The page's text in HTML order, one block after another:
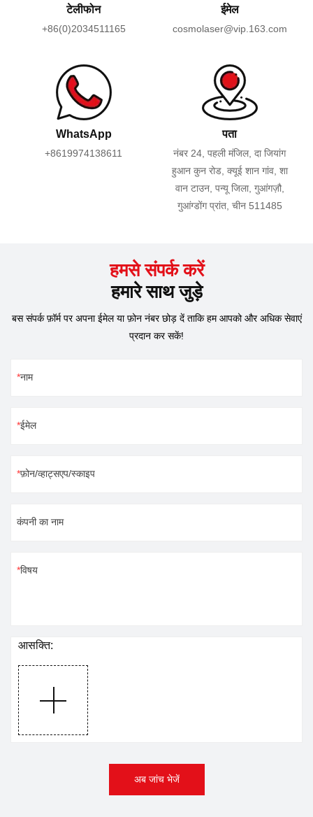
टेलीफोन
+86(0)2034511165
ईमेल
cosmolaser@vip.163.com
WhatsApp
+8619974138611
पता
नंबर 24, पहली मंजिल, दा जियांग
हुआन कुन रोड, क्यूई शान गांव, शा
वान टाउन, पन्यू जिला, गुआंगज़ौ,
गुआंग्डोंग प्रांत, चीन 511485
हमसे संपर्क करें
हमारे साथ जुड़े
बस संपर्क फ़ॉर्म पर अपना ईमेल या फ़ोन नंबर छोड़ दें ताकि हम आपको और अधिक सेवाएं
प्रदान कर सकें!
नाम
ईमेल
फ़ोन/व्हाट्सएप/स्काइप
कंपनी का नाम
विषय
आसक्ति:
अब जांच भेजें